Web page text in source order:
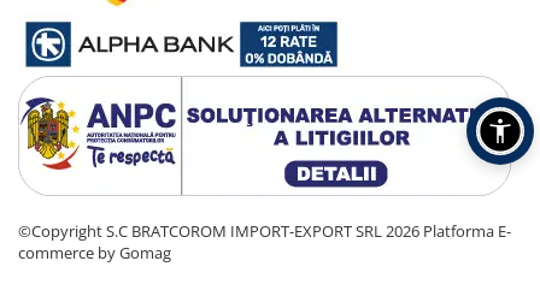
©Copyright S.C BRATCOROM IMPORT-EXPORT SRL 2026 Platforma E-
commerce by Gomag